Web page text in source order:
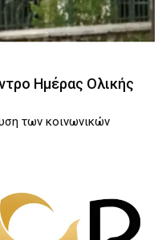
Ημέρας Ολικής
των κοινωνικών